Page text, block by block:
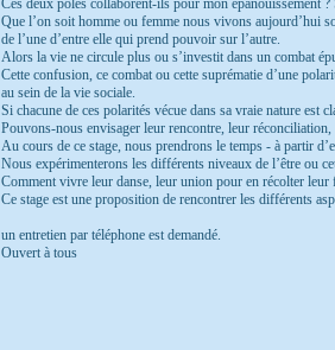
Ces deux pôles collaborent-ils pour mon épanouissement ?
Que l’on soit homme ou femme nous vivons aujourd’hui
de l’une d’entre elle qui prend pouvoir sur l’autre.
Alors la vie ne circule plus ou s’investit dans un combat
Cette confusion, ce combat ou cette suprématie d’une
au sein de la vie sociale.
Si chacune de ces polarités vécue dans sa vraie nature est
Pouvons-nous envisager leur rencontre, leur
Au cours de ce stage, nous prendrons le temps - à partir
Nous expérimenterons les différents niveaux de l’être ou
Comment vivre leur danse, leur union pour en récolter
Ce stage est une proposition de rencontrer les différents
un entretien par téléphone est demandé.
Ouvert à tous